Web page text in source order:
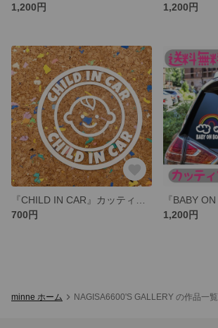
1,200円
1,200円
700円
1,200円
minne ホーム NAGISA6600'S GALLERY の作品一覧